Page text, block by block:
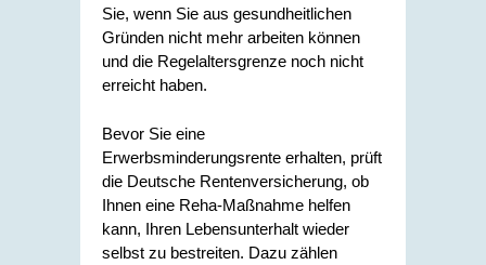
Sie, wenn Sie aus gesundheitlichen
Gründen nicht mehr arbeiten können
und die Regelaltersgrenze noch nicht
erreicht haben.
Bevor Sie eine
Erwerbsminderungsrente erhalten, prüft
die Deutsche Rentenversicherung, ob
Ihnen eine Reha-Maßnahme helfen
kann, Ihren Lebensunterhalt wieder
selbst zu bestreiten. Dazu zählen